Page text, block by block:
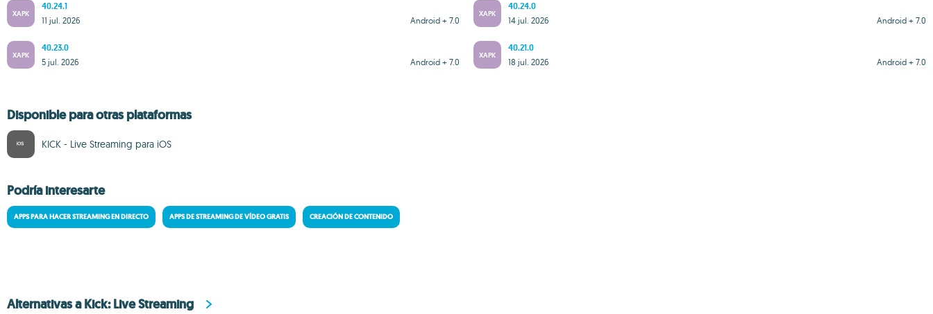
XAPK
40.24.1
Android + 7.0
11 jul. 2026
XAPK
40.24.0
Android + 7.0
14 jul. 2026
XAPK
40.23.0
Android + 7.0
5 jul. 2026
XAPK
40.21.0
Android + 7.0
18 jul. 2026
Disponible para otras plataformas
KICK - Live Streaming para iOS
Podría interesarte
APPS PARA HACER STREAMING EN DIRECTO APPS DE STREAMING DE VÍDEO GRATIS CREACIÓN DE CONTENIDO
Alternativas a Kick: Live Streaming